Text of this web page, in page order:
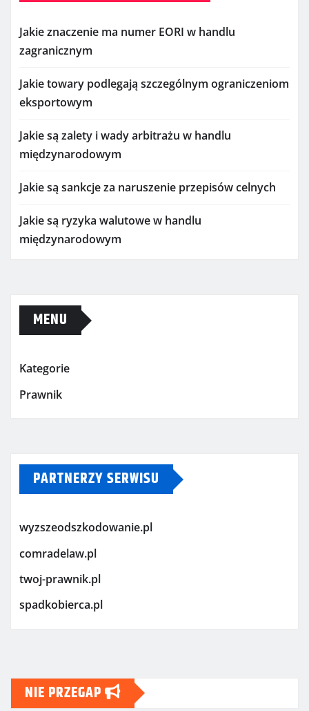
Jakie znaczenie ma numer EORI w handlu
zagranicznym
Jakie towary podlegają szczególnym ograniczeniom
eksportowym
Jakie są zalety i wady arbitrażu w handlu
międzynarodowym
Jakie są sankcje za naruszenie przepisów celnych
Jakie są ryzyka walutowe w handlu
międzynarodowym
MENU
Kategorie
Prawnik
PARTNERZY SERWISU
wyzszeodszkodowanie.pl
comradelaw.pl
twoj-prawnik.pl
spadkobierca.pl
NIE PRZEGAP